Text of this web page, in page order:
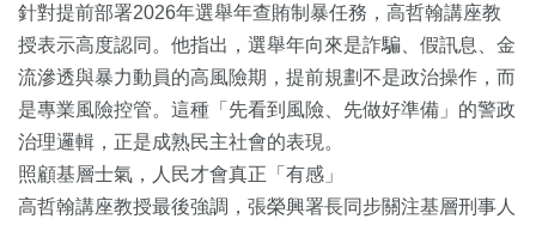
針對提前部署2026年選舉年查賄制暴任務，高哲翰講座教
授表示高度認同。他指出，選舉年向來是詐騙、假訊息、金
流滲透與暴力動員的高風險期，提前規劃不是政治操作，而
是專業風險控管。這種「先看到風險、先做好準備」的警政
治理邏輯，正是成熟民主社會的表現。
照顧基層士氣，人民才會真正「有感」
高哲翰講座教授最後強調，張榮興署長同步關注基層刑事人